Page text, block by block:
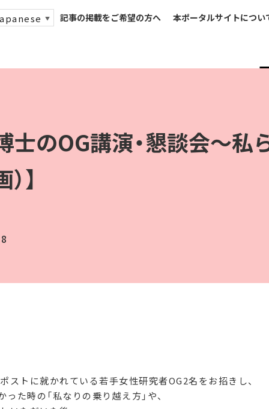
▼ 記事の掲載をご希望の方へ 本ポータルサイトについ
士のOG講演・懇談会～
】
ストに就かれている若手女性研究者OG2名をお招きし、
た時の「私なりの乗り越え方」や、